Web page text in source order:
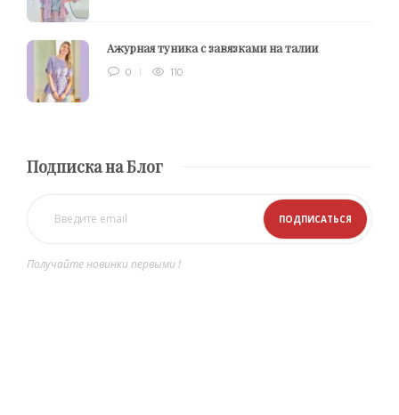
Ажурная туника с завязками на талии
0 110
Подписка на Блог
Получайте новинки первыми !